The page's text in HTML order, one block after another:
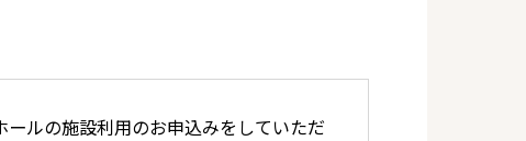
ルの施設利用のお申込みをしていただ